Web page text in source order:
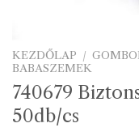
KEZDŐLAP /
BABASZEMEK
740679
50db/cs